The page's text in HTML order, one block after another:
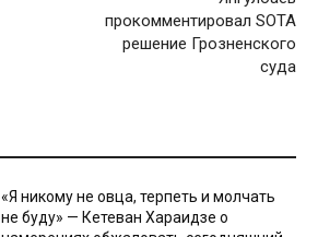
прокомментировал SOTA
решение Грозненского
суда
«Я никому не овца, терпеть и молчать
не буду» — Кетеван Хараидзе о